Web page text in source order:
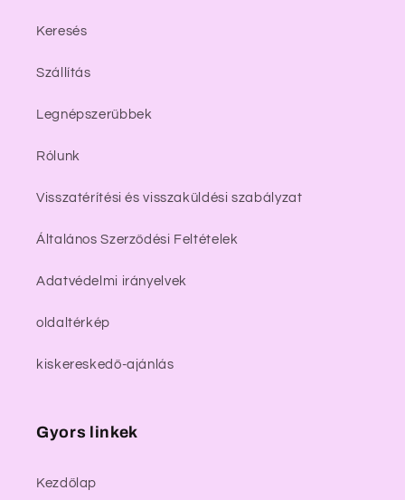
Keresés
Szállítás
Legnépszerűbbek
Rólunk
Visszatérítési és visszaküldési szabályzat
Általános Szerződési Feltételek
Adatvédelmi irányelvek
oldaltérkép
kiskereskedő-ajánlás
Gyors linkek
Kezdőlap